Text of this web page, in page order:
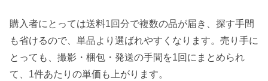
購入者にとっては送料1回分で複数の品が届き、探す手間
も省けるので、単品より選ばれやすくなります。売り手に
とっても、撮影・梱包・発送の手間を1回にまとめられ
て、1件あたりの単価も上がります。